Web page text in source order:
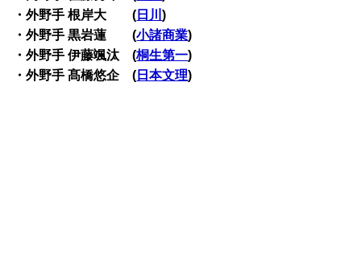
・外野手 根岸大 ( 日川)
・外野手 黒岩蓮 (小諸商業)
・外野手 伊藤颯汰 (桐生第一)
・外野手 髙橋悠企 ( 日本文理)